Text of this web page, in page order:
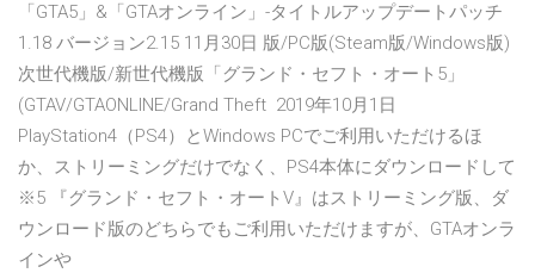
「GTA5」&「GTAオンライン」-タイトルアップデートパッチ
1.18 バージョン2.15 11月30日 版/PC版(Steam版/Windows版)
次世代機版/新世代機版「グランド・セフト・オート5」
(GTAV/GTAONLINE/Grand Theft 2019年10月1日
PlayStation4（PS4）とWindows PCでご利用いただけるほ
か、ストリーミングだけでなく、PS4本体にダウンロードして
※5 『グランド・セフト・オートV』はストリーミング版、ダ
ウンロード版のどちらでもご利用いただけますが、GTAオンラ
インや